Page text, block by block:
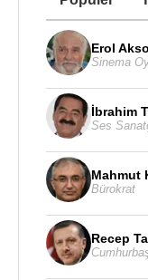
Erol
Sinema
İbrahim
Ses
Mahmut
Bürokrat
Recep